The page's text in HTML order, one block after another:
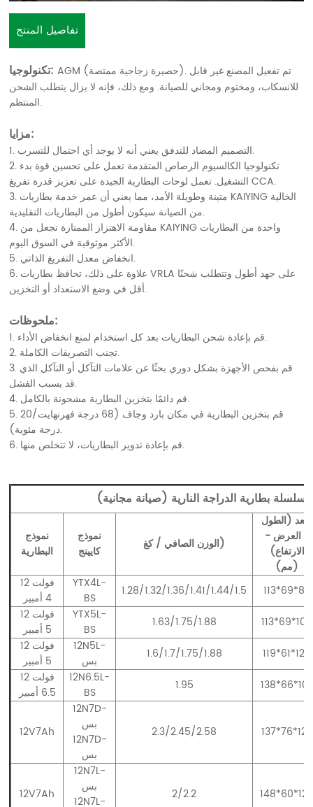
تفاصيل المنتج
تكنولوجيا: AGM (حصيرة زجاجية ممتصة). تم تفعيل المصنع غير قابل
للانسكاب، ومختوم ومجاني للصيانة. ومع ذلك، فإنه لا يزال يتطلب الشحن
المنتظم.
مزايا:
1. التصميم المضاد للتدفق يعني أنه لا يوجد أي احتمال للتسرب.
2. تكنولوجيا الكالسيوم الرصاص المتقدمة تعمل على تحسين قوة بدء
التشغيل. تعمل لوحات البطارية الجيدة على تعزيز قدرة تفريغ CCA.
3. متينة وطويلة الأمد، مما يعني أن عمر خدمة بطاريات KAIYING الخالية
من الصيانة سيكون أطول من البطاريات التقليدية.
4. مقاومة الاهتزاز الممتازة تجعل من KAIYING واحدة من البطاريات
الأكثر موثوقية في السوق اليوم.
5. انخفاض معدل التفريغ الذاتي.
6. علاوة على ذلك، تحافظ بطاريات VRLA على جهد أطول وتتطلب شحنًا
أقل في وضع الاستعداد أو التخزين.
ملحوظات:
1. قم بإعادة شحن البطاريات بعد كل استخدام لمنع انخفاض الأداء.
2. تجنب التصريفات الكاملة.
3. قم بفحص الأجهزة بشكل دوري بحثًا عن علامات التآكل أو التآكل الذي
قد يسبب الفشل.
4. قم دائمًا بتخزين البطارية مشحونة بالكامل.
5. قم بتخزين البطارية في مكان بارد وجاف (68 درجة فهرنهايت/20
درجة مئوية).
6. قم بإعادة تدوير البطاريات، لا تتخلص منها.
نموذج
البطارية
نموذج
كايينج
الوزن الصافي / كغ)
البعد (الطول
- العرض -
الارتفاع)
(مم)
12 فولت
4 أمبير
YTX4L-
BS
1.28/1.32/1.36/1.41/1.44/1.5
113*69*88
12 فولت
5 أمبير
YTX5L-
BS
1.63/1.75/1.88
113*69*106
12 فولت
5 أمبير
12N5L-
بس
1.6/1.7/1.75/1.88
119*61*129
12 فولت
6.5 أمبير
12N6.5L-
BS
1.95 138*66*102
12V7Ah
12N7D-
بس
12N7D-
بس
2.3/2.45/2.58 137*76*123
12V7Ah
12N7L-
بس
12N7L-
2/2.2